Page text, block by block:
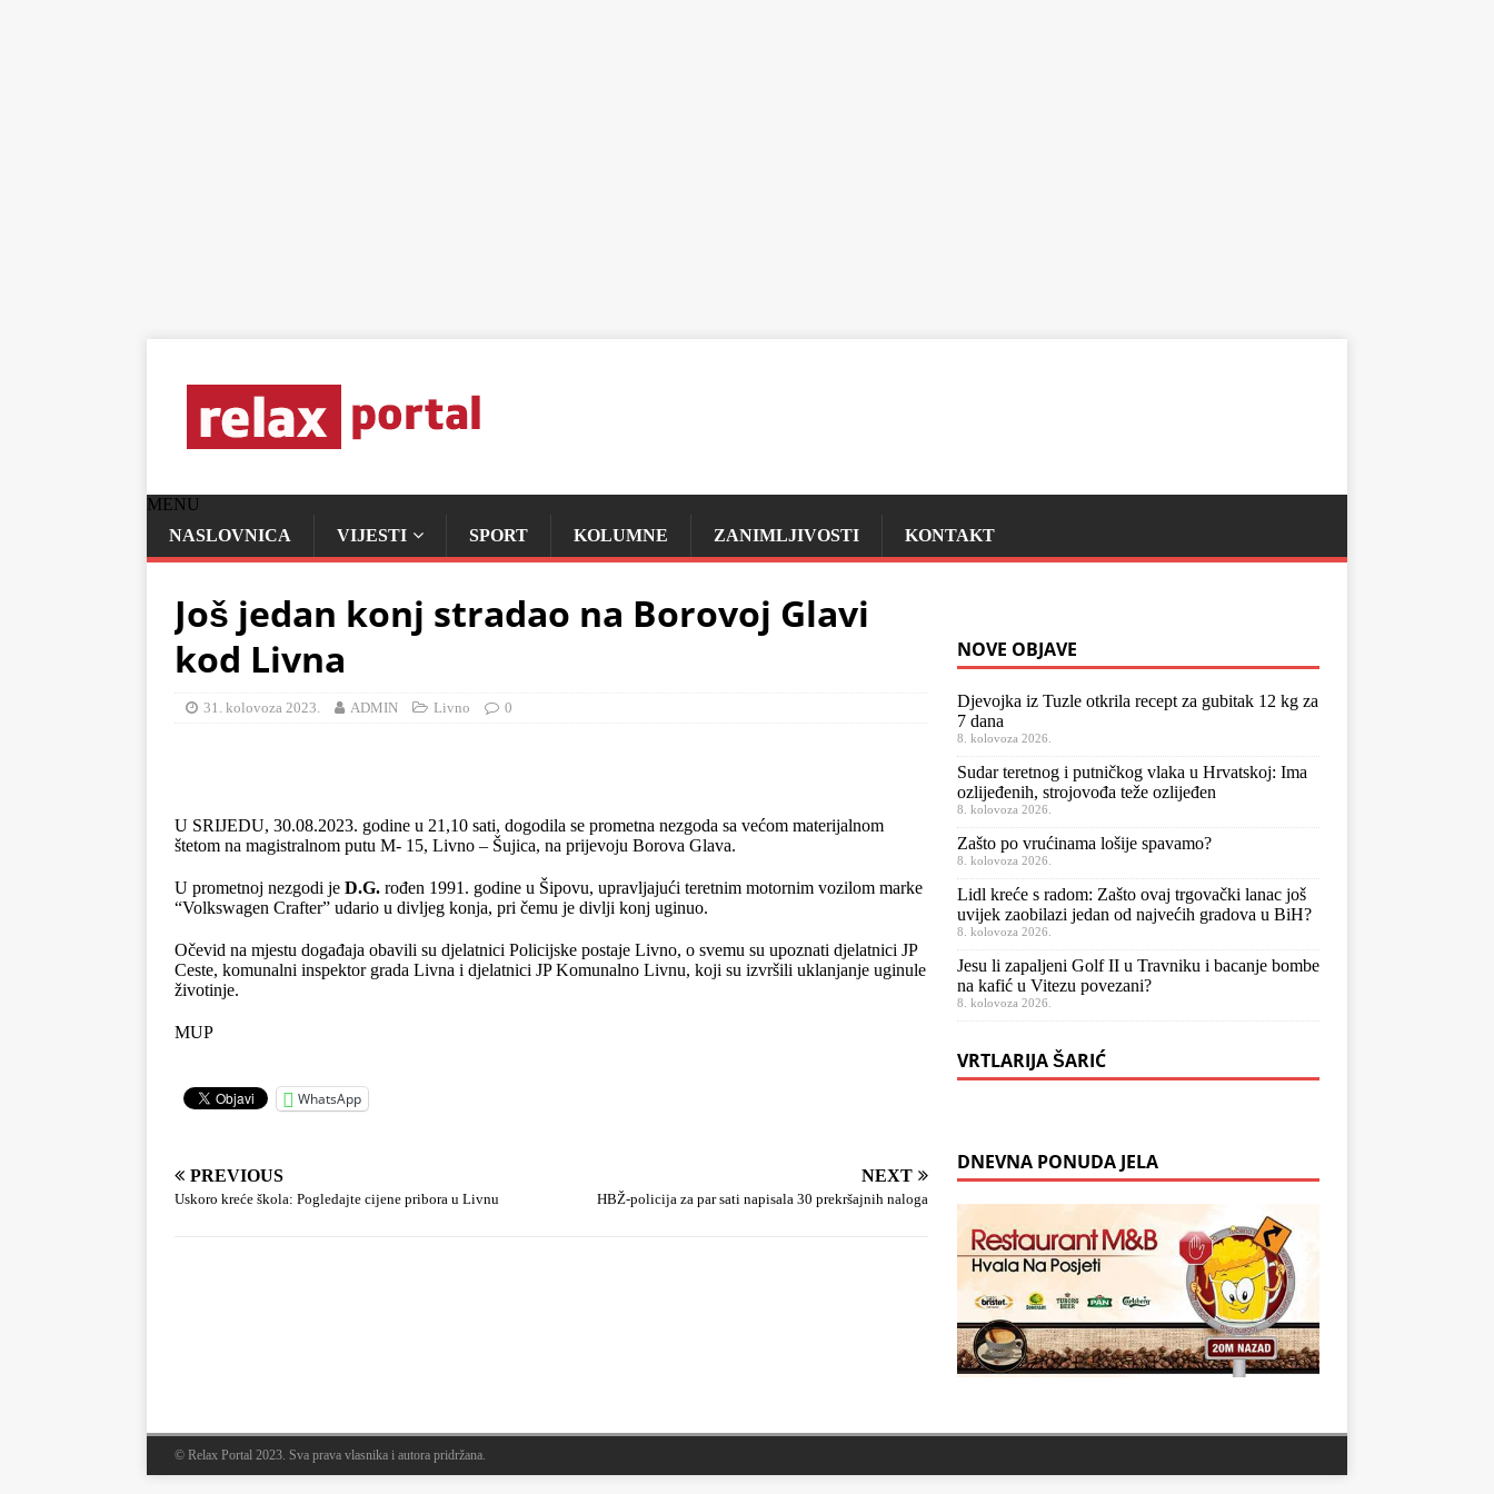
MENU
NASLOVNICA
VIJESTI SPORT KOLUMNE ZANIMLJIVOSTI KONTAKT
Još jedan konj stradao na Borovoj Glavi
kod Livna
31. kolovoza 2023. ADMIN Livno 0
U SRIJEDU, 30.08.2023. godine u 21,10 sati, dogodila se prometna nezgoda sa većom materijalnom
štetom na magistralnom putu M- 15, Livno – Šujica, na prijevoju Borova Glava.
U prometnoj nezgodi je D.G. rođen 1991. godine u Šipovu, upravljajući teretnim motornim vozilom marke
“Volkswagen Crafter” udario u divljeg konja, pri čemu je divlji konj uginuo.
Očevid na mjestu događaja obavili su djelatnici Policijske postaje Livno, o svemu su upoznati djelatnici JP
Ceste, komunalni inspektor grada Livna i djelatnici JP Komunalno Livnu, koji su izvršili uklanjanje uginule
životinje.
MUP
WhatsApp
PREVIOUS
Uskoro kreće škola: Pogledajte cijene pribora u Livnu
NEXT
HBŽ-policija za par sati napisala 30 prekršajnih naloga
NOVE OBJAVE
Djevojka iz Tuzle otkrila recept za gubitak 12 kg za
7 dana
8. kolovoza 2026.
Sudar teretnog i putničkog vlaka u Hrvatskoj: Ima
ozlijeđenih, strojovođa teže ozlijeđen
8. kolovoza 2026.
Zašto po vrućinama lošije spavamo?
8. kolovoza 2026.
Lidl kreće s radom: Zašto ovaj trgovački lanac još
uvijek zaobilazi jedan od najvećih gradova u BiH?
8. kolovoza 2026.
Jesu li zapaljeni Golf II u Travniku i bacanje bombe
na kafić u Vitezu povezani?
8. kolovoza 2026.
VRTLARIJA ŠARIĆ
DNEVNA PONUDA JELA
© Relax Portal 2023. Sva prava vlasnika i autora pridržana.